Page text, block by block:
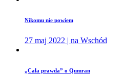
Nikomu nie powiem
27 maj 2022 | na Wschód
„Cała prawda” o Qumran